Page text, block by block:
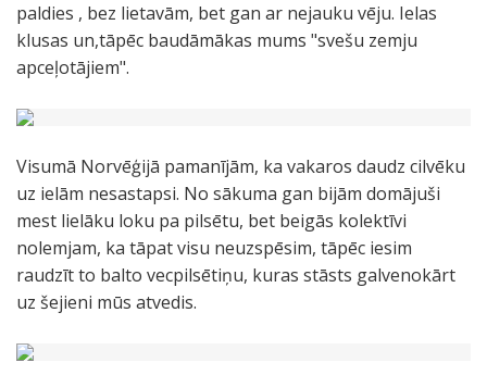
paldies , bez lietavām, bet gan ar nejauku vēju. Ielas
klusas un,tāpēc baudāmākas mums "svešu zemju
apceļotājiem".
Visumā Norvēģijā pamanījām, ka vakaros daudz cilvēku
uz ielām nesastapsi. No sākuma gan bijām domājuši
mest lielāku loku pa pilsētu, bet beigās kolektīvi
nolemjam, ka tāpat visu neuzspēsim, tāpēc iesim
raudzīt to balto vecpilsētiņu, kuras stāsts galvenokārt
uz šejieni mūs atvedis.